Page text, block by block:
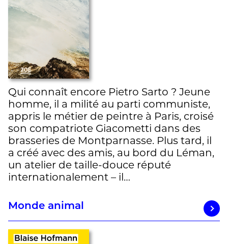
Qui connaît encore Pietro Sarto ? Jeune
homme, il a milité au parti communiste,
appris le métier de peintre à Paris, croisé
son compatriote Giacometti dans des
brasseries de Montparnasse. Plus tard, il
a créé avec des amis, au bord du Léman,
un atelier de taille-douce réputé
internationalement – il…
Monde animal